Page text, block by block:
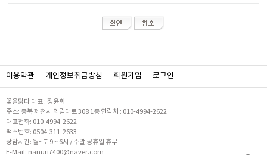
이용약관 개인정보취급방침 회원가입 로그인
꽃을닮다 대표 : 정윤희
주소: 충북 제천시 의림대로 308 1층 연락처 : 010-4994-2622
대표전화: 010-4994-2622
팩스번호: 0504-311-2633
상담시간: 월~토 9 ~ 6시 / 주말 공휴일 휴무
E-Mail: nanuri7400@naver.com